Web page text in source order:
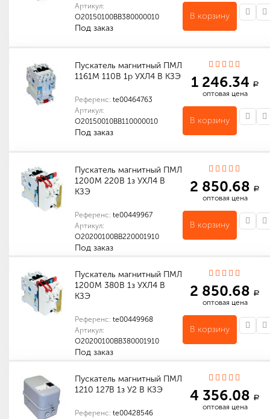
Артикул:
O20150100ВВ380000010
Под заказ
В корзину
Пускатель магнитный ПМЛ
1161М 110В 1р УХЛ4 В КЗЭ
Референс: te00464763
Артикул:
O20150010ВВ110000010
Под заказ
1 246.34 a
оптовая цена
В корзину
Пускатель магнитный ПМЛ
1200М 220В 1з УХЛ4 В
КЗЭ
Референс: te00449967
Артикул:
O20200100ВВ220001910
Под заказ
2 850.68 a
оптовая цена
В корзину
Пускатель магнитный ПМЛ
1200М 380В 1з УХЛ4 В
КЗЭ
Референс: te00449968
Артикул:
O20200100ВВ380001910
Под заказ
2 850.68 a
оптовая цена
В корзину
Пускатель магнитный ПМЛ
1210 127В 1з У2 В КЗЭ
Референс: te00428546
4 356.08 a
оптовая цена